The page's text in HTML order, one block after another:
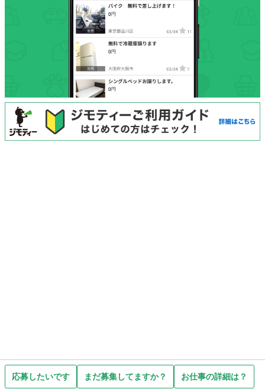
応募したいです まだ募集してますか？ お仕事の詳細は？